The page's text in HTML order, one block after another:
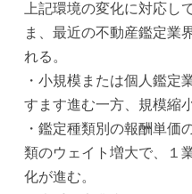
上記環境の変化に対応し
ま、最近の不動産鑑定業
れる。
・小規模または個人鑑定
すます進む一方、規模縮
・鑑定種類別の報酬単価
類のウェイト増大で、１
化が進む。